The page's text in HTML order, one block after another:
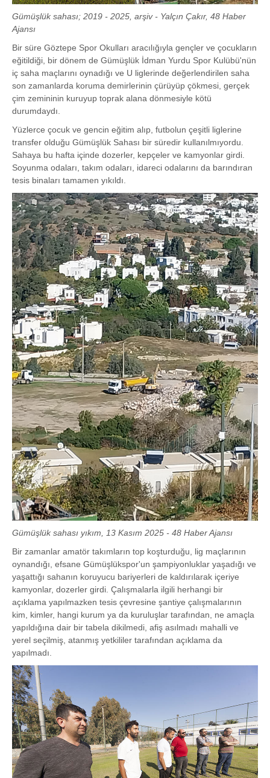
Gümüşlük sahası; 2019 - 2025, arşiv - Yalçın Çakır, 48 Haber
Ajansı
Bir süre Göztepe Spor Okulları aracılığıyla gençler ve çocukların
eğitildiği, bir dönem de Gümüşlük İdman Yurdu Spor Kulübü'nün
iç saha maçlarını oynadığı ve U liglerinde değerlendirilen saha
son zamanlarda koruma demirlerinin çürüyüp çökmesi, gerçek
çim zemininin kuruyup toprak alana dönmesiyle kötü
durumdaydı.
Yüzlerce çocuk ve gencin eğitim alıp, futbolun çeşitli liglerine
transfer olduğu Gümüşlük Sahası bir süredir kullanılmıyordu.
Sahaya bu hafta içinde dozerler, kepçeler ve kamyonlar girdi.
Soyunma odaları, takım odaları, idareci odalarını da barındıran
tesis binaları tamamen yıkıldı.
Gümüşlük sahası yıkım, 13 Kasım 2025 - 48 Haber Ajansı
Bir zamanlar amatör takımların top koşturduğu, lig maçlarının
oynandığı, efsane Gümüşlükspor'un şampiyonluklar yaşadığı ve
yaşattığı sahanın koruyucu bariyerleri de kaldırılarak içeriye
kamyonlar, dozerler girdi. Çalışmalarla ilgili herhangi bir
açıklama yapılmazken tesis çevresine şantiye çalışmalarının
kim, kimler, hangi kurum ya da kuruluşlar tarafından, ne amaçla
yapıldığına dair bir tabela dikilmedi, afiş asılmadı mahalli ve
yerel seçilmiş, atanmış yetkililer tarafından açıklama da
yapılmadı.